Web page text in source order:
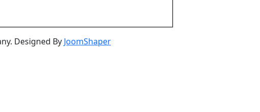
Designed By JoomShaper